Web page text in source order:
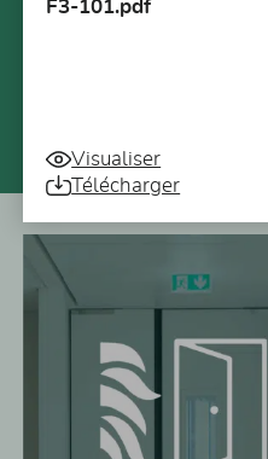
F3-101.pdf
Visualiser
Télécharger